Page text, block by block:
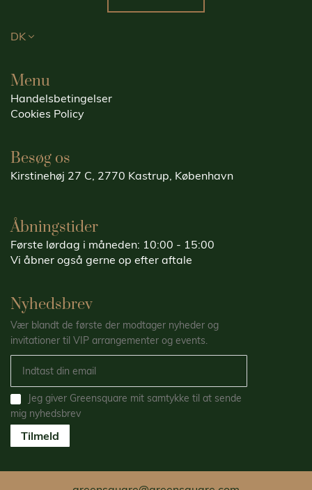
DK
Menu
Handelsbetingelser
Cookies Policy
Besøg os
Kirstinehøj 27 C, 2770 Kastrup, København
Åbningstider
Første lørdag i måneden: 10:00 - 15:00
Vi åbner også gerne op efter aftale
Nyhedsbrev
Vær blandt de første der modtager nyheder og
invitationer til VIP arrangementer og events.
Jeg giver Greensquare mit samtykke til at sende
mig nyhedsbrev
Tilmeld